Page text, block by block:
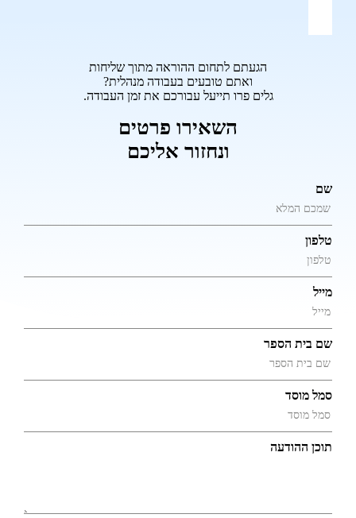
הגעתם לתחום ההוראה מתוך שליחות
ואתם טובעים בעבודה מנהלית?
גלים פרו תייעל עבורכם את זמן העבודה.
השאירו פרטים
ונחזור אליכם
שם
טלפון
מייל
שם בית הספר
סמל מוסד
תוכן ההודעה